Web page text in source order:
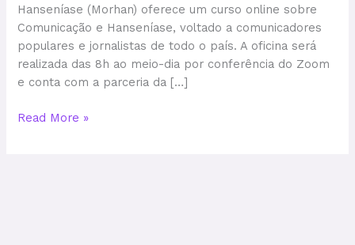
Hanseníase (Morhan) oferece um curso online sobre
Comunicação e Hanseníase, voltado a comunicadores
populares e jornalistas de todo o país. A oficina será
realizada das 8h ao meio-dia por conferência do Zoom
e conta com a parceria da […]
Read More »